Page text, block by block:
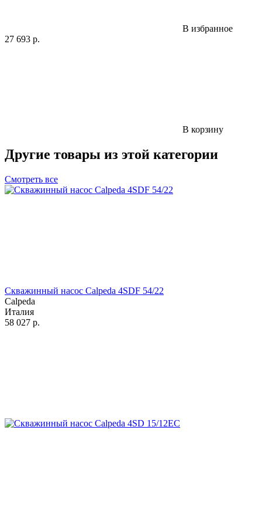
В избранное
27 693 р.
В корзину
Другие товары из этой категории
Смотреть все
Скважинный насос Calpeda 4SDF 54/22
Calpeda
Италия
58 027 р.